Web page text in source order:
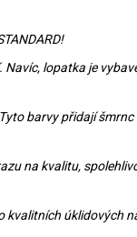
lopatka je
barvy přidají
na kvalitu,
kvalitních úklidových